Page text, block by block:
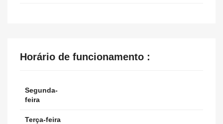
Horário de funcionamento :
Segunda-
feira
Terça-feira